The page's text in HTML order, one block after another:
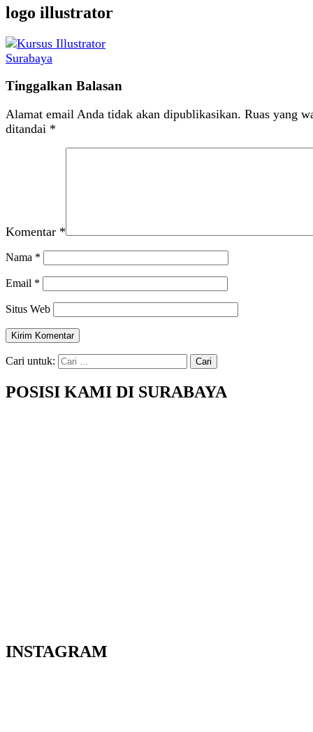
logo illustrator
Tinggalkan Balasan
Alamat email Anda tidak akan dipublikasikan. Ruas yang
ditandai *
Komentar *
Nama *
Email *
Situs Web
Cari untuk:
POSISI KAMI DI SURABAYA
INSTAGRAM